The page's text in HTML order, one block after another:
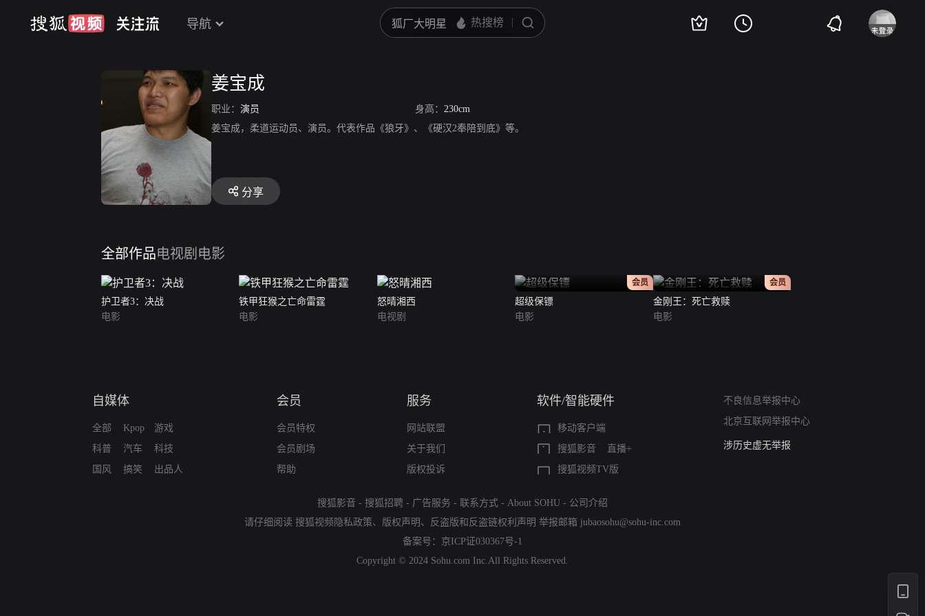
导航
姜宝成
职业： 演员 身高： 230cm
姜宝成，柔道运动员、演员。代表作品《狼牙》、《硬汉2奉陪到底》等。
分享
全部作品电视剧 电影
护卫者3：决战
电影
铁甲狂猴之亡命雷霆
电影
怒晴湘西
电视剧
正片
会员
超级保镖
电影
正片
会员
金刚王：死亡救赎
电影
自媒体
全部
科普
国风
Kpop
汽车
搞笑
游戏
科技
出品人
会员
会员特权
会员剧场
帮助
服务
网站联盟
关于我们
版权投诉
软件/智能硬件
移动客户端
搜狐影音
直播+
搜狐视频TV版
不良信息举报中心
北京互联网举报中心
亚运会举报专区
涉历史虚无举报
搜狐影音 - 搜狐招聘 - 广告服务 - 联系方式 - About SOHU - 公司介绍
请仔细阅读 搜狐视频隐私政策、 版权声明 、 反盗版和反盗链权利声明 举报邮箱 jubaosohu@sohu-inc.com
备案号： 京ICP证030367号-1
Copyright © 2024 Sohu.com Inc.All Rights Reserved.